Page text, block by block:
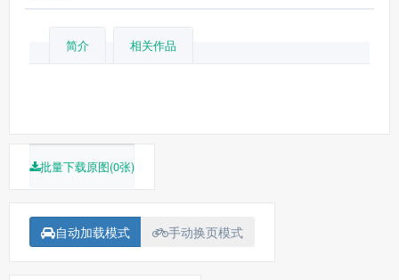
简介 相关作品
批量下载原图(0张)
自动加载模式 手动换页模式